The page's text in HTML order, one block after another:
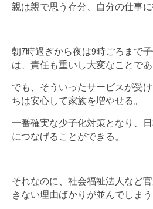
親は親で思う存分、自分の仕事に
朝7時過ぎから夜は9時ごろまで
は、責任も重いし大変なことであ
でも、そういったサービスが受
ちは安心して家族を増やせる。
一番確実な少子化対策となり、
につなげることができる。
それなのに、社会福祉法人など
きない理由ばかりが並んでしまう